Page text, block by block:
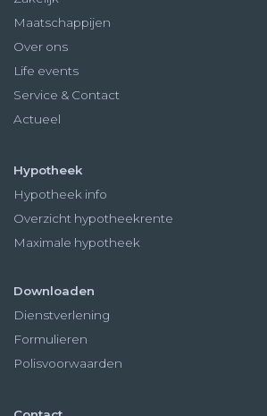
Maatschappijen
Over ons
Life events
Service & Contact
Actueel
Hypotheek
Hypotheek info
Overzicht hypotheekrente
Maximale hypotheek
Downloaden
Dienstverlening
Formulieren
Polisvoorwaarden